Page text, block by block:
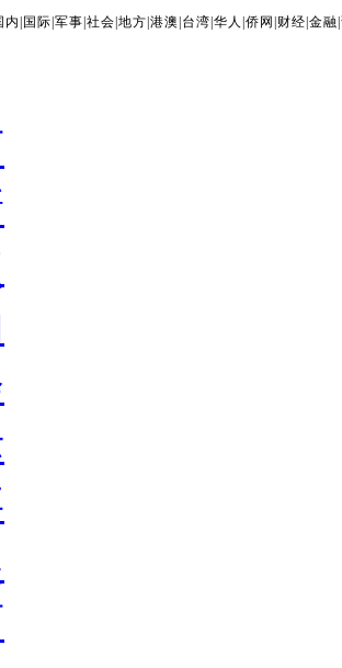
内 国际 |军事 |社会 |地方 |港澳 台湾 |华人 |侨网 财经 |金融 |